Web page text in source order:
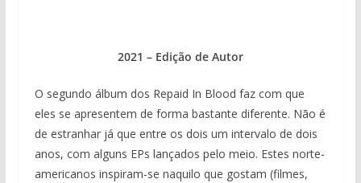
2021 – Edição de Autor
O segundo álbum dos Repaid In Blood faz com que
eles se apresentem de forma bastante diferente. Não é
de estranhar já que entre os dois um intervalo de dois
anos, com alguns EPs lançados pelo meio. Estes norte-
americanos inspiram-se naquilo que gostam (filmes,